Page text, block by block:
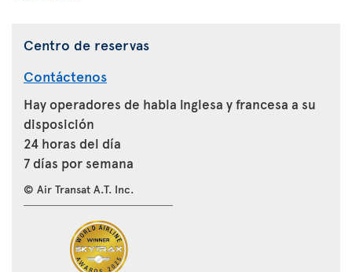
Centro de reservas
Contáctenos
Hay operadores de habla inglesa y francesa a su
disposición
24 horas del día
7 días por semana
© Air Transat A.T. Inc.